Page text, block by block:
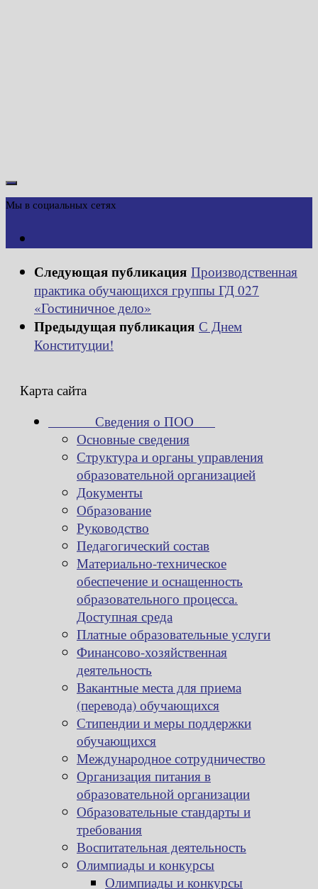
Мы в социальных сетях
Следующая публикация Производственная
практика обучающихся группы ГД 027
«Гостиничное дело»
Предыдущая публикация С Днем
Конституции!
Карта сайта
Сведения о ПОО
Основные сведения
Структура и органы управления
образовательной организацией
Документы
Образование
Руководство
Педагогический состав
Материально-техническое
обеспечение и оснащенность
образовательного процесса.
Доступная среда
Платные образовательные услуги
Финансово-хозяйственная
деятельность
Вакантные места для приема
(перевода) обучающихся
Стипендии и меры поддержки
обучающихся
Международное сотрудничество
Организация питания в
образовательной организации
Образовательные стандарты и
требования
Воспитательная деятельность
Олимпиады и конкурсы
Олимпиады и конкурсы